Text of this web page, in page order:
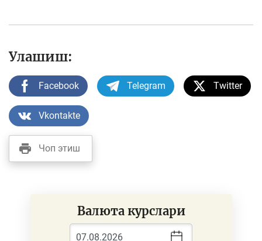
Улашиш:
Facebook Telegram Twitter
Vkontakte
Чоп этиш
Валюта курслари